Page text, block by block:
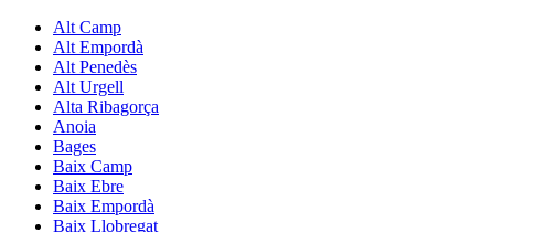
Alt Camp
Alt Empordà
Alt Penedès
Alt Urgell
Alta Ribagorça
Anoia
Bages
Baix Camp
Baix Ebre
Baix Empordà
Baix Llobregat